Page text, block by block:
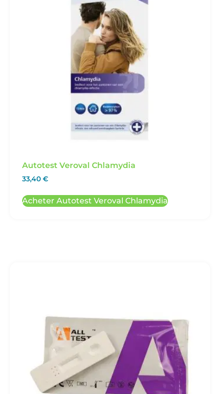
Autotest Veroval Chlamydia
33,40 €
Acheter Autotest Veroval Chlamydia